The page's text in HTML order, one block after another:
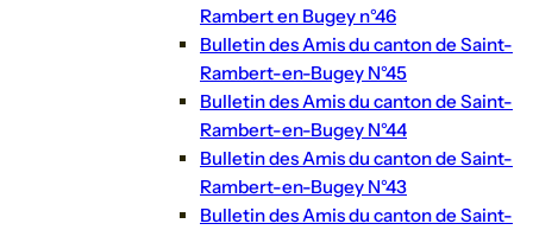
Rambert en Bugey n°46
Bulletin des Amis du canton de Saint-
Rambert-en-Bugey N°45
Bulletin des Amis du canton de Saint-
Rambert-en-Bugey N°44
Bulletin des Amis du canton de Saint-
Rambert-en-Bugey N°43
Bulletin des Amis du canton de Saint-